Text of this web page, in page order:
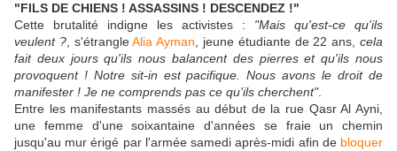
"FILS DE CHIENS ! ASSASSINS ! DESCENDEZ !"
Cette brutalité indigne les activistes : "Mais qu'est-ce qu'ils
veulent ?, s'étrangleAlia Ayman , jeune étudiante de 22 ans,cela
fait deux jours qu'ils nous balancent des pierres et qu'ils nous
provoquent ! Notre sit-in est pacifique. Nous avons le droit de
manifester ! Je ne comprends pas ce qu'ils cherchent".
Entre les manifestants massés au début de la rue Qasr Al Ayni,
une femme d'une soixantaine d'années se fraie un chemin
jusqu'au mur érigé par l'armée samedi après-midi afin de bloquer